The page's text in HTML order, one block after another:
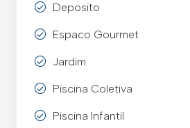
Deposito
Espaco Gourmet
Jardim
Piscina Coletiva
Piscina Infantil